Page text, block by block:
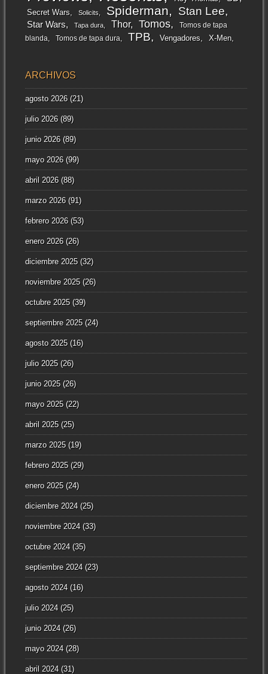
Secret Wars Solicits Spiderman Stan Lee
Star Wars Tapa dura Thor Tomos
Tomos de tapa
blanda
Tomos de tapa dura TPB Vengadores X-Men
ARCHIVOS
agosto 2026(21)
julio 2026(89)
junio 2026(89)
mayo 2026(99)
abril 2026(88)
marzo 2026(91)
febrero 2026(53)
enero 2026(26)
diciembre 2025(32)
noviembre 2025(26)
octubre 2025(39)
septiembre 2025(24)
agosto 2025(16)
julio 2025(26)
junio 2025(26)
mayo 2025(22)
abril 2025(25)
marzo 2025(19)
febrero 2025(29)
enero 2025(24)
diciembre 2024(25)
noviembre 2024(33)
octubre 2024(35)
septiembre 2024(23)
agosto 2024(16)
julio 2024(25)
junio 2024(26)
mayo 2024(28)
abril 2024(31)